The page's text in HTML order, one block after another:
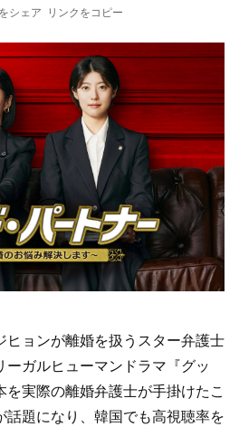
シェア リンクをコピー
ヒョンが離婚を扱うスター弁護士
ーガルヒューマンドラマ『グッ
を実際の離婚弁護士が手掛けたこ
話題になり、韓国でも高視聴率を